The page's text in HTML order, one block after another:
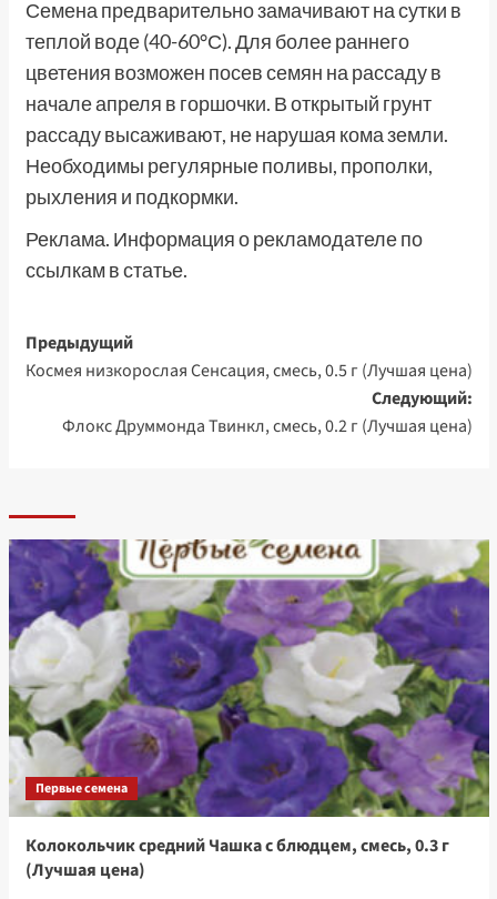
Семена предварительно замачивают на сутки в
теплой воде (40-60°С). Для более раннего
цветения возможен посев семян на рассаду в
начале апреля в горшочки. В открытый грунт
рассаду высаживают, не нарушая кома земли.
Необходимы регулярные поливы, прополки,
рыхления и подкормки.
Реклама. Информация о рекламодателе по
ссылкам в статье.
Навигация
записи
Предыдущий
Космея низкорослая Сенсация, смесь, 0.5 г (Лучшая цена)
Следующий:
Флокс Друммонда Твинкл, смесь, 0.2 г (Лучшая цена)
Первые семена
Колокольчик средний Чашка с блюдцем, смесь, 0.3 г
(Лучшая цена)